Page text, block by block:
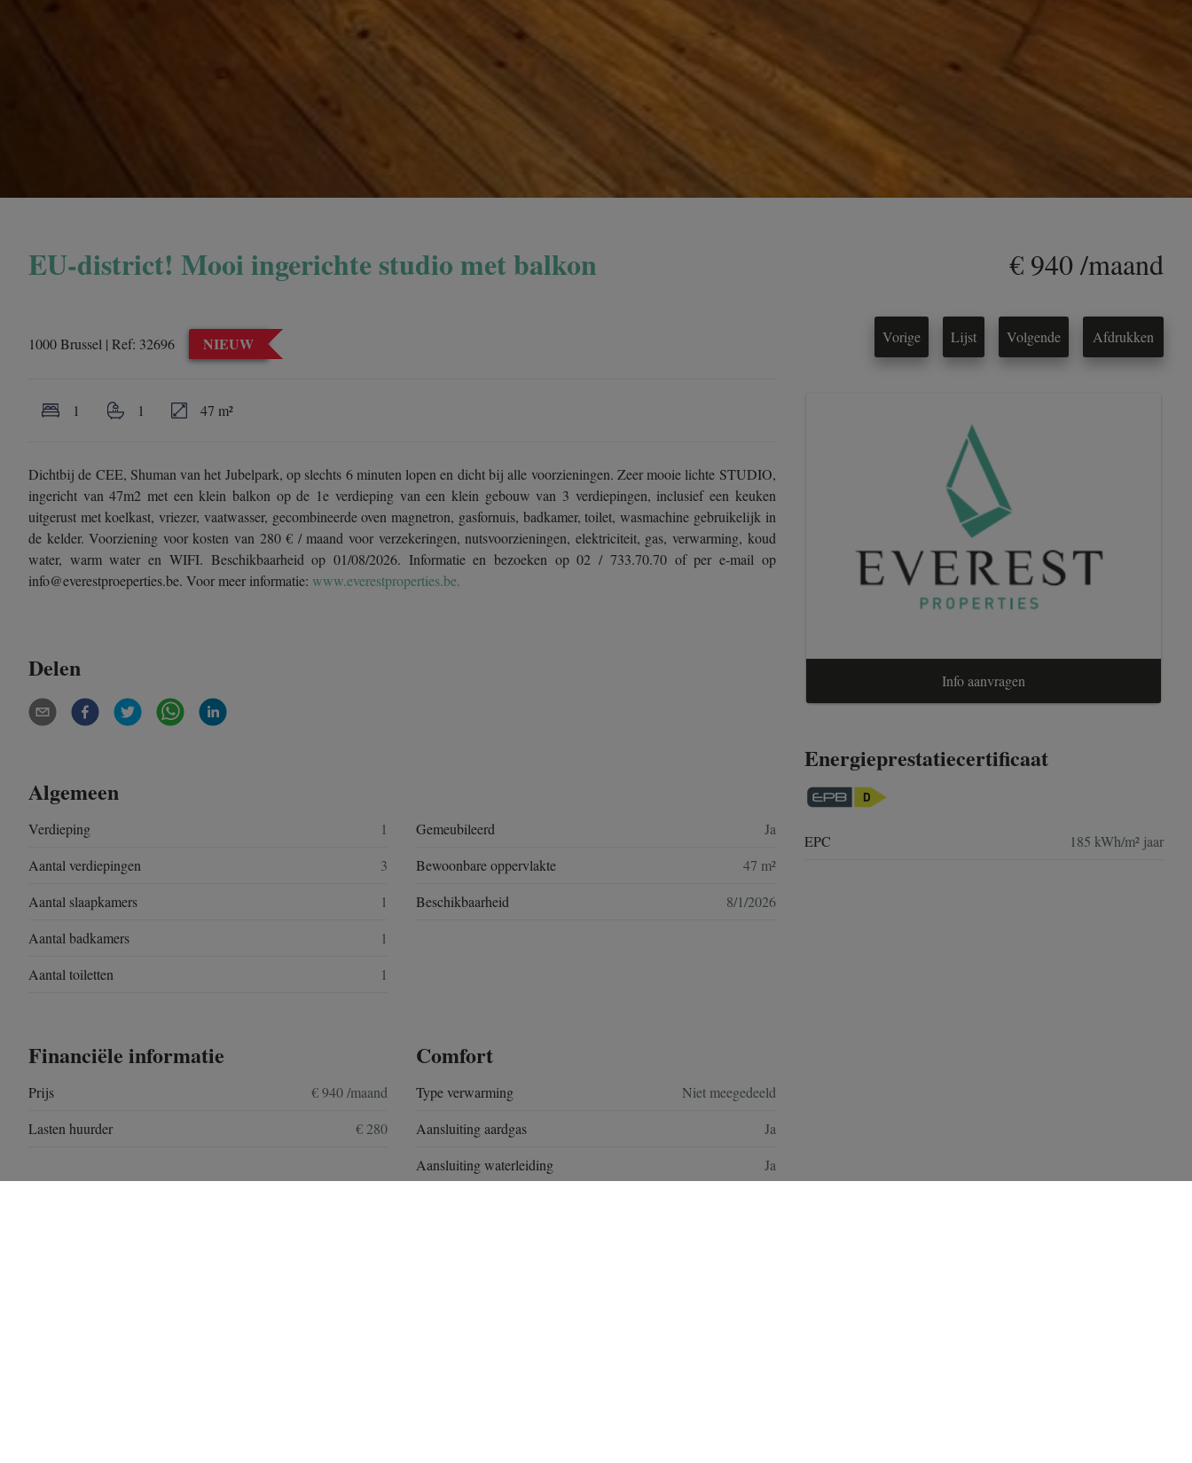
EU-district! Mooi ingerichte studio met balkon € 940 /maand
1000 Brussel | Ref: 32696 NIEUW Vorige Lijst Volgende Afdrukken
1 1 47 m²
Dichtbij de CEE, Shuman van het Jubelpark, op slechts 6 minuten lopen en dicht bij alle voorzieningen. Zeer mooie lichte STUDIO,
ingericht van 47m2 met een klein balkon op de 1e verdieping van een klein gebouw van 3 verdiepingen, inclusief een keuken
uitgerust met koelkast, vriezer, vaatwasser, gecombineerde oven magnetron, gasfornuis, badkamer, toilet, wasmachine gebruikelijk in
de kelder. Voorziening voor kosten van 280 € / maand voor verzekeringen, nutsvoorzieningen, elektriciteit, gas, verwarming, koud
water, warm water en WIFI. Beschikbaarheid op 01/08/2026. Informatie en bezoeken op 02 / 733.70.70 of per e-mail op
info@everestproeperties.be. Voor meer informatie: www.everestproperties.be.
Delen
Algemeen
Verdieping
1
Aantal verdiepingen
3
Aantal slaapkamers
1
Aantal badkamers
1
Aantal toiletten
1
Gemeubileerd
Ja
Bewoonbare oppervlakte
47 m²
Beschikbaarheid
8/1/2026
Financiële informatie
Prijs
€ 940 /maand
Lasten huurder
€ 280
Comfort
Type verwarming
Niet meegedeeld
Aansluiting aardgas
Ja
Aansluiting waterleiding
Ja
Info aanvragen
Energieprestatiecertificaat
EPC 185 kWh/m² jaar